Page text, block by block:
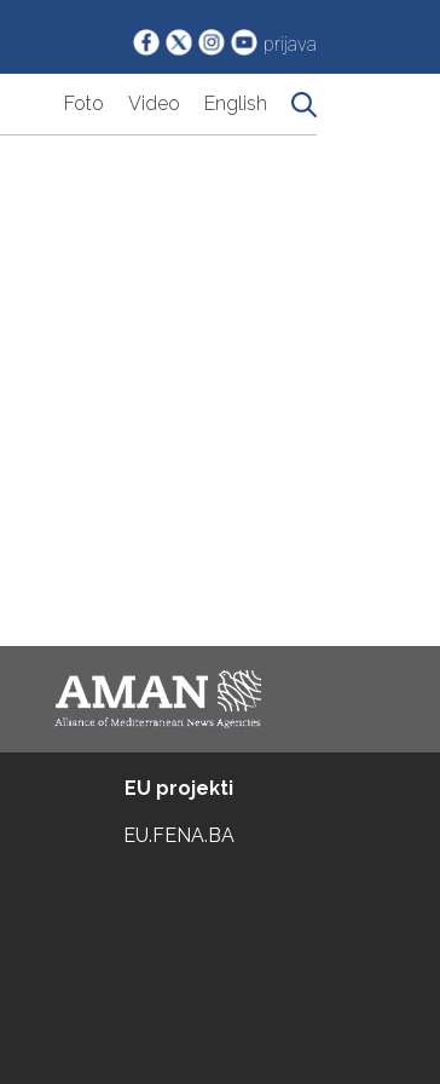
prijava
Foto Video English
EU projekti
EU.FENA.BA